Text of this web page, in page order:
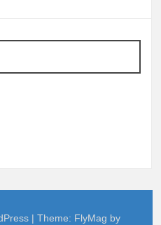
| Theme: FlyMag by